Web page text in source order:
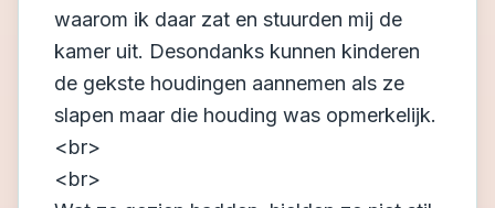
waarom ik daar zat en stuurden mij de
kamer uit. Desondanks kunnen kinderen
de gekste houdingen aannemen als ze
slapen maar die houding was opmerkelijk.
<br>
<br>